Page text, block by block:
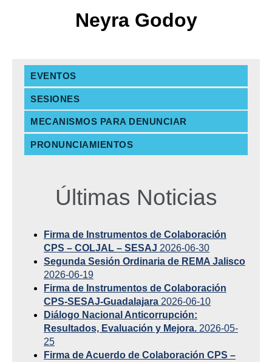
Neyra Godoy
EVENTOS
SESIONES
MECANISMOS PARA DENUNCIAR
PRONUNCIAMIENTOS
Últimas Noticias
Firma de Instrumentos de Colaboración
CPS – COLJAL – SESAJ 2026-06-30
Segunda Sesión Ordinaria de REMA Jalisco
2026-06-19
Firma de Instrumentos de Colaboración
CPS-SESAJ-Guadalajara 2026-06-10
Diálogo Nacional Anticorrupción:
Resultados, Evaluación y Mejora. 2026-05-
25
Firma de Acuerdo de Colaboración CPS –